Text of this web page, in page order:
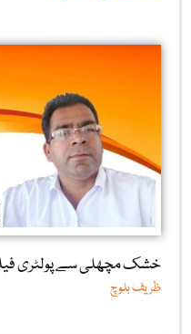
خشک مچھلی سے پولٹری
ظریف بلوچ